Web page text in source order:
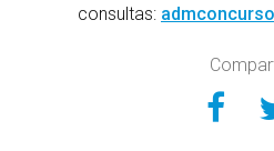
consultas: